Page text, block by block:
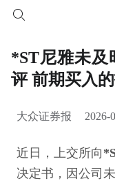
*ST尼雅未及
评 前期买入
大众证券报 2026-
近日，上交所向
决定书，因公司